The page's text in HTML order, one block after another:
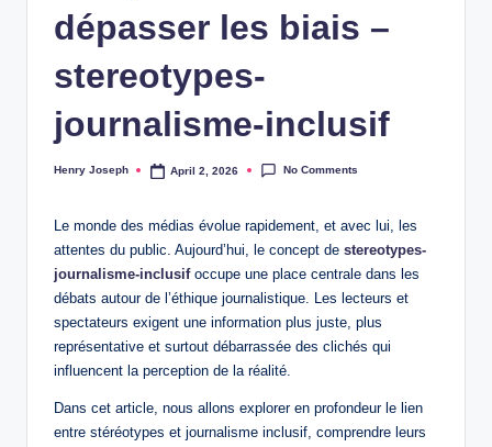
dépasser les biais –
stereotypes-
journalisme-inclusif
Posted
Henry Joseph April 2, 2026 No Comments
Le monde des médias évolue rapidement, et avec lui, les
attentes du public. Aujourd’hui, le concept de stereotypes-
journalisme-inclusif occupe une place centrale dans les
débats autour de l’éthique journalistique. Les lecteurs et
spectateurs exigent une information plus juste, plus
représentative et surtout débarrassée des clichés qui
influencent la perception de la réalité.
Dans cet article, nous allons explorer en profondeur le lien
entre stéréotypes et journalisme inclusif, comprendre leurs